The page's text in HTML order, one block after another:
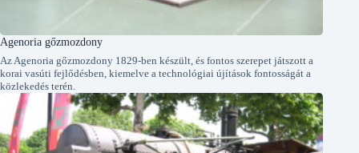
Agenoria gőzmozdony
Az Agenoria gőzmozdony 1829-ben készült, és fontos szerepet játszott a
korai vasúti fejlődésben, kiemelve a technológiai újítások fontosságát a
közlekedés terén.